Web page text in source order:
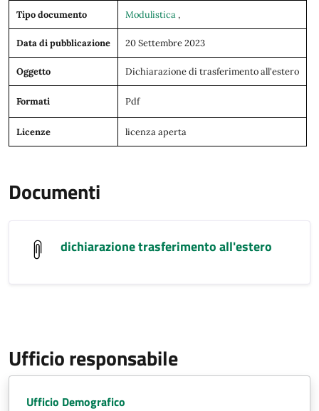
Tipo documento Modulistica ,
Data di pubblicazione 20 Settembre 2023
Oggetto Dichiarazione di trasferimento all'estero
Formati Pdf
Licenze licenza aperta
Documenti
dichiarazione trasferimento all'estero
Ufficio responsabile
Ufficio Demografico